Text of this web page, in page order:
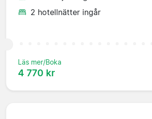
2 hotellnätter ingår
Läs mer/Boka
4 770 kr